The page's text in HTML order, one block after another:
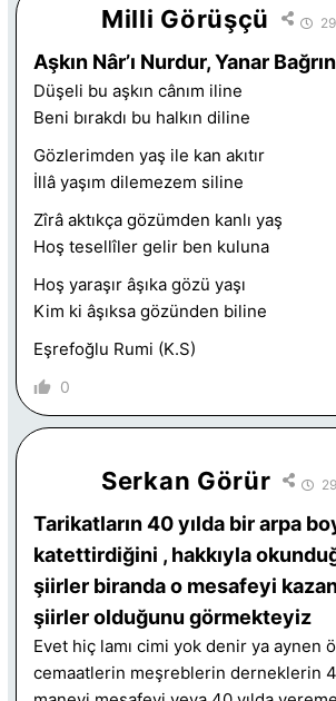
Milli Görüşçü
Aşkın Nâr’ı Nurdur, Yanar
Düşeli bu aşkın cânım iline
Beni bırakdı bu halkın diline
Gözlerimden yaş ile kan akıtır
İllâ yaşım dilemezem siline
Zîrâ aktıkça gözümden kanlı yaş
Hoş tesellîler gelir ben kuluna
Hoş yaraşır âşıka gözü yaşı
Kim ki âşıksa gözünden biline
Eşrefoğlu Rumi (K.S)
0
Serkan Görür
Tarikatların 40 yılda bir arpa
katettirdiğini , hakkıyla
şiirler biranda o mesafeyi
şiirler olduğunu görmekteyiz
Evet hiç lamı cimi yok denir ya aynen
cemaatlerin meşreblerin derneklerin